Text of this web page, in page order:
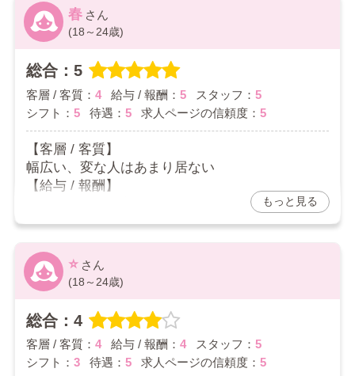
お客さんはどこもそうだと思いますが変わってい
る人もいますが耐えられない範囲ではないです。
基本良い人が多いイメージ。
やっぱり駅から近いことが助かります、全然歩け
ます。あまり車は好きでは無いので。
平日でも忙しかったりしてます。目標としている
金額を達成できています。
2026/03/22
お店からの返信コメント
口コミありがとうございます。
お仕事をして頂いている方の負担が減らせるようにご
対応をさせて頂いております。
お店の場所も駅から近いですので通勤にとても便利で
目標を達成していらっしゃるようで良かったです。よ
り高い目標に出来るように頑張ります。
今後ともよろしくお願いいたします。
春
(18～24歳)
総合：5
客層 / 客質： 4 給与 / 報酬： 5 スタッフ： 5
シフト： 5 待遇： 5 求人ページの信頼度： 5
【客層 / 客質】
幅広い、変な人はあまり居ない
【給与 / 報酬】
【スタッフ】
あまり関わる時はないが優しいと思います
【シフト】
自分の好きな時に入れて助かります
【待遇】
衣装とかも貸してくれ、撮影も無料で良い
【求人ページの信頼度】
あると思います
【総評】
もっと見る
⭐️
(18～24歳)
総合：4
客層 / 客質： 4 給与 / 報酬： 4 スタッフ： 5
シフト： 3 待遇： 5 求人ページの信頼度： 5